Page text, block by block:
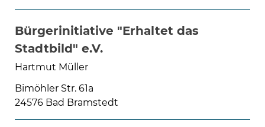
Bürgerinitiative "Erhaltet das
Stadtbild" e.V.
Hartmut Müller
Bimöhler Str. 61a
24576 Bad Bramstedt